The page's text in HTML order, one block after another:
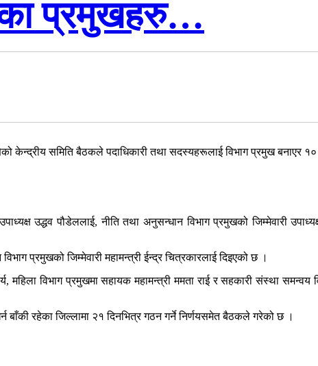
प्रमुखहरु…
केन्द्रीय समिति बैठकले पदाधिकारी तथा सदस्यहरूलाई विभाग प्रमुख बनाएर १०
उद्धव पौडेललाई, नीति तथा अनुसन्धान विभाग प्रमुखको जिम्मेवारी
प्रमुखको जिम्मेवारी महामन्त्री ईन्द्र चित्रकारलाई दिइएको छ ।
महिला विभाग प्रमुखमा सहायक महामन्त्री ममता राई र सहकारी संस्था समन्वय
बाँकी रहेका जिल्लामा २१ दिनभित्र गठन गर्ने निर्णयसमेत बैठकले गरेको छ ।